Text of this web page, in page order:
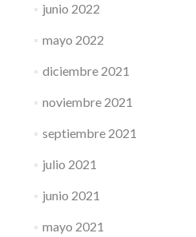
junio 2022
mayo 2022
diciembre 2021
noviembre 2021
septiembre 2021
julio 2021
junio 2021
mayo 2021